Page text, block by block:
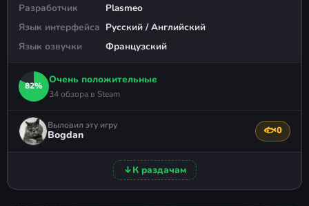
Разработчик
Plasmeo
Язык интерфейса Русский / Английский
Язык озвучки
Французский
82%
Очень положительные
34 обзора в Steam
Выловил эту игру
Bogdan 🐟0
↓К раздачам